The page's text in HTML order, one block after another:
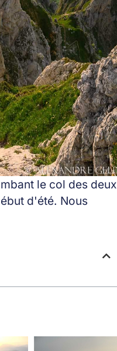
le col des deux
d'été. Nous